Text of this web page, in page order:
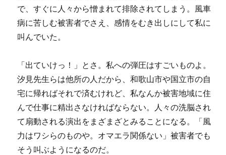
で、すぐに人々から憎まれて排除されてしまう。風車
病に苦しむ被害者でさえ、感情をむき出しにして私に
叫んでいた。
「出ていけっ！」とさ。私への弾圧はすごいものよ。
汐見先生らは他所の人だから、和歌山市や国立市の自
宅に帰ればそれで済むけれど、私なんか被害地域に住
んで仕事に精出さなければならない。人々の洗脳され
て扇動される演出をまざまざとみることになる。「風
力はワシらのものや。オマエラ関係ない」被害者でも
そう叫ぶようになるのだ。